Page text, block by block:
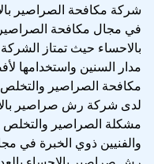
شركة مكافحة الصراصير
في مجال مكافحة
بالاحساء حيث تمتاز
مدار السنين واستخدامها
مكافحة الصراصير
لدى شركة رش صراصير
مشكلة الصراصير والتخلص
والفنيين ذوي الخبرة في